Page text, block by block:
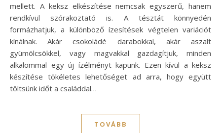
mellett. A keksz elkészítése nemcsak egyszerű, hanem
rendkívül szórakoztató is. A tésztát könnyedén
formázhatjuk, a különböző ízesítések végtelen variációt
kínálnak. Akár csokoládé darabokkal, akár aszalt
gyümölcsökkel, vagy magvakkal gazdagítjuk, minden
alkalommal egy új ízélményt kapunk. Ezen kívül a keksz
készítése tökéletes lehetőséget ad arra, hogy együtt
töltsünk időt a családdal…
TOVÁBB